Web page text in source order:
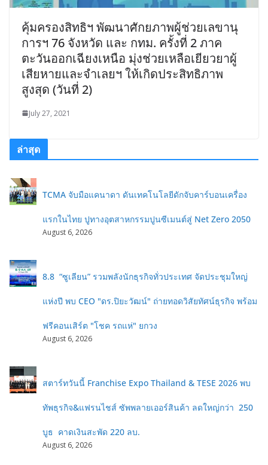
คุ้มครองสิทธิฯ พัฒนาศักยภาพผู้ช่วยเลขานุ
การฯ 76 จังหวัด และ กทม. ครั้งที่ 2 ภาค
ตะวันออกเฉียงเหนือ มุ่งช่วยเหลือเยียวยาผู้
เสียหายและจำเลยฯ ให้เกิดประสิทธิภาพ
สูงสุด (วันที่ 2)
July 27, 2021
ล่าสุด
TCMA จับมือแคนาดา ดันเทคโนโลยีดักจับคาร์บอนเครื่อง
แรกในไทย ปูทางอุตสาหกรรมปูนซีเมนต์สู่ Net Zero 2050
August 6, 2026
8.8 “ซูเลียน” รวมพลังนักธุรกิจทั่วประเทศ จัดประชุมใหญ่
แห่งปี พบ CEO "ดร.ปิยะวัฒน์" ถ่ายทอดวิสัยทัศน์ธุรกิจ พร้อม
ฟรีคอนเสิร์ต "โชค รถแห่" ยกวง
August 6, 2026
สตาร์ทวันนี้ Franchise Expo Thailand & TESE 2026 พบ
ทัพธุรกิจ&แฟรนไชส์ ซัพพลายเออร์สินค้า ลดใหญ่กว่า 250
บูธ คาดเงินสะพัด 220 ลบ.
August 6, 2026